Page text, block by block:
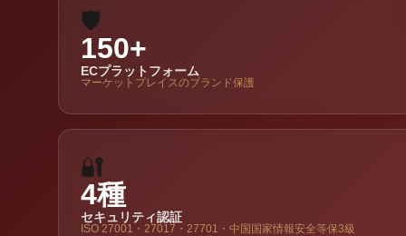
🛡️
150+
ECプラットフォーム
マーケットプレイスのブランド保護
🔐
4種
セキュリティ認証
ISO 27001・27017・27701・中国国家情報安全等保3級